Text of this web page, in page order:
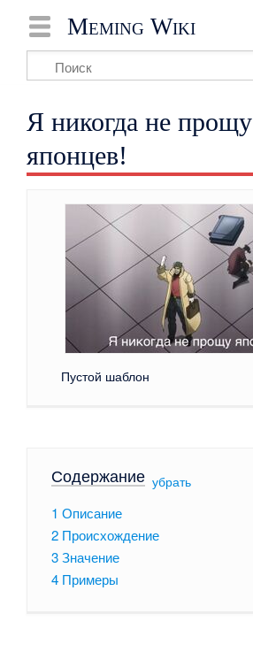
Meming Wiki
Я никогда не прощу
японцев!
Пустой шаблон
Содержание[ убрать]
1 Описание
2 Происхождение
3Значение
4 Примеры